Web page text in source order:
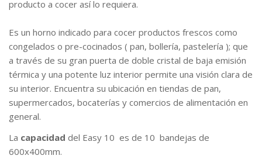
producto a cocer así lo requiera.
Es un horno indicado para cocer productos frescos como
congelados o pre-cocinados ( pan, bollería, pastelería ); que
a través de su gran puerta de doble cristal de baja emisión
térmica y una potente luz interior permite una visión clara de
su interior. Encuentra su ubicación en tiendas de pan,
supermercados, bocaterías y comercios de alimentación en
general.
La capacidad del Easy 10 es de 10 bandejas de
600x400mm.